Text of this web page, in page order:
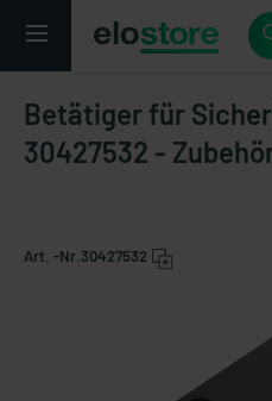
Betätiger für
30427532 -
Art. -Nr. 30427532